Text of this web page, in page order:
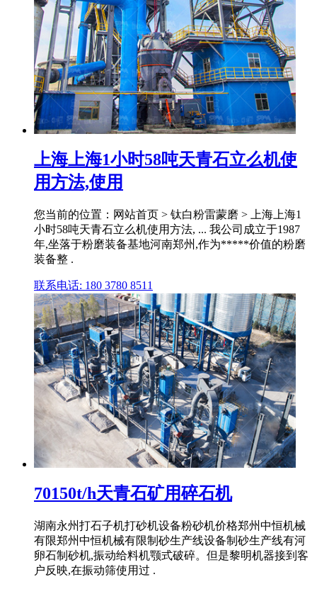
上海上海1小时58吨天青石立么机使
用方法,使用
您当前的位置：网站首页 > 钛白粉雷蒙磨 > 上海上海1
小时58吨天青石立么机使用方法, ... 我公司成立于1987
年,坐落于粉磨装备基地河南郑州,作为*****价值的粉磨
装备整 .
联系电话: 180 3780 8511
70150t/h天青石矿用碎石机
湖南永州打石子机打砂机设备粉砂机价格郑州中恒机械
有限郑州中恒机械有限制砂生产线设备制砂生产线有河
卵石制砂机,振动给料机颚式破碎。但是黎明机器接到客
户反映,在振动筛使用过 .